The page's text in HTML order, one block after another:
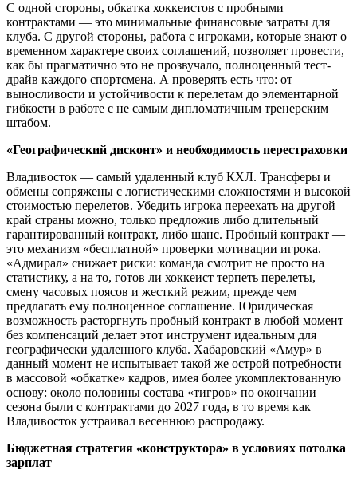
С одной стороны, обкатка хоккеистов с пробными
контрактами — это минимальные финансовые затраты для
клуба. С другой стороны, работа с игроками, которые знают о
временном характере своих соглашений, позволяет провести,
как бы прагматично это не прозвучало, полноценный тест-
драйв каждого спортсмена. А проверять есть что: от
выносливости и устойчивости к перелетам до элементарной
гибкости в работе с не самым дипломатичным тренерским
штабом.
«Географический дисконт» и необходимость перестраховки
Владивосток — самый удаленный клуб КХЛ. Трансферы и
обмены сопряжены с логистическими сложностями и высокой
стоимостью перелетов. Убедить игрока переехать на другой
край страны можно, только предложив либо длительный
гарантированный контракт, либо шанс. Пробный контракт —
это механизм «бесплатной» проверки мотивации игрока.
«Адмирал» снижает риски: команда смотрит не просто на
статистику, а на то, готов ли хоккеист терпеть перелеты,
смену часовых поясов и жесткий режим, прежде чем
предлагать ему полноценное соглашение. Юридическая
возможность расторгнуть пробный контракт в любой момент
без компенсаций делает этот инструмент идеальным для
географически удаленного клуба. Хабаровский «Амур» в
данный момент не испытывает такой же острой потребности
в массовой «обкатке» кадров, имея более укомплектованную
основу: около половины состава «тигров» по окончании
сезона были с контрактами до 2027 года, в то время как
Владивосток устраивал весеннюю распродажу.
Бюджетная стратегия «конструктора» в условиях потолка
зарплат